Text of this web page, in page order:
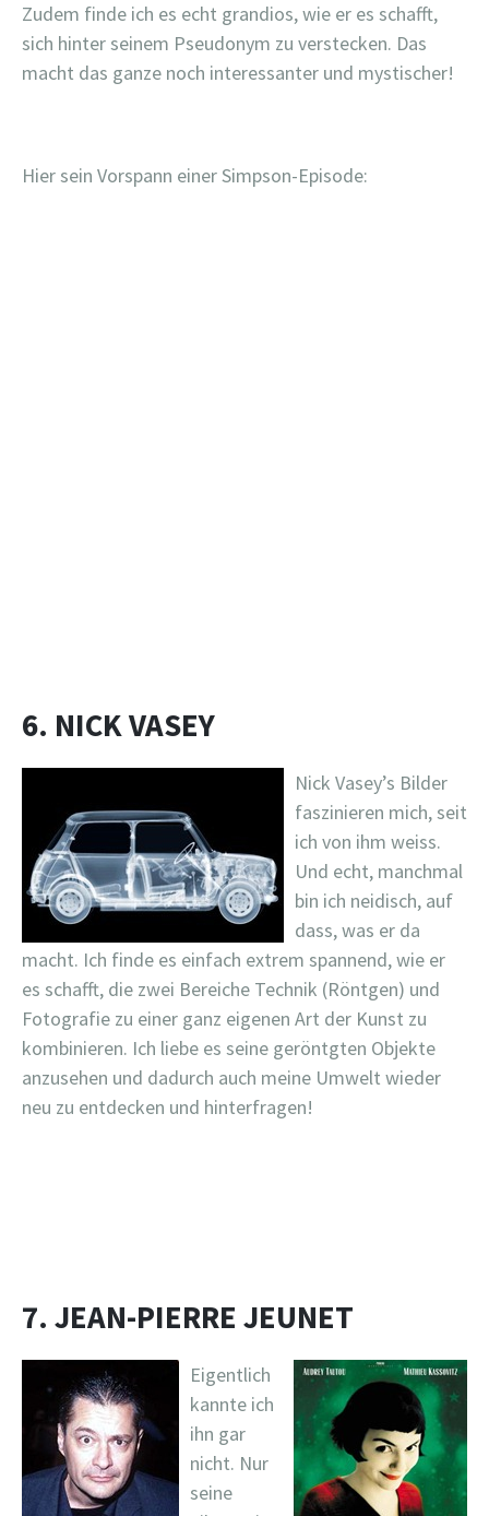
Zudem finde ich es echt grandios, wie er es schafft,
sich hinter seinem Pseudonym zu verstecken. Das
macht das ganze noch interessanter und mystischer!
Hier sein Vorspann einer Simpson-Episode:
6. NICK VASEY
Nick Vasey’s Bilder
faszinieren mich, seit
ich von ihm weiss.
Und echt, manchmal
bin ich neidisch, auf
dass, was er da
macht. Ich finde es einfach extrem spannend, wie er
es schafft, die zwei Bereiche Technik (Röntgen) und
Fotografie zu einer ganz eigenen Art der Kunst zu
kombinieren. Ich liebe es seine geröntgten Objekte
anzusehen und dadurch auch meine Umwelt wieder
neu zu entdecken und hinterfragen!
7. JEAN-PIERRE JEUNET
Eigentlich
kannte ich
ihn gar
nicht. Nur
seine